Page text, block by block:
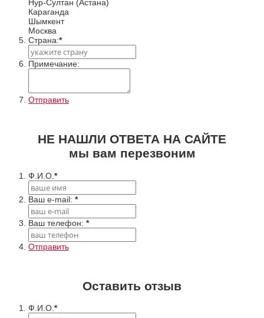
Нур-Султан (Астана)
Караганда
Шымкент
Москва
Cтрана:*
Примечание:
Отправить
НЕ НАШЛИ ОТВЕТА НА САЙТЕ
мы вам перезвоним
Ф.И.О. *
Ваш e-mail: *
Ваш телефон: *
Отправить
Оставить отзыв
Ф.И.О.*